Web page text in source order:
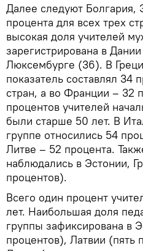
Далее следуют Болгария,
процента для всех трех
высокая доля учителей
зарегистрирована в
Люксембурге (36). В
показатель составлял 34
стран, а во Франции – 32
процентов учителей
были старше 50 лет. В
группе относились 54
Литве – 52 процента.
наблюдались в Эстонии,
процентов).
Всего один процент
лет. Наибольшая доля
группы зафиксирована в
процентов), Латвии